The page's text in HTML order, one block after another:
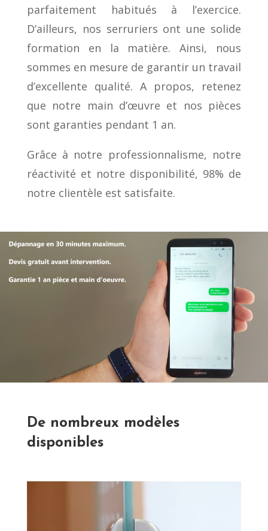
parfaitement habitués à l’exercice.
D’ailleurs, nos serruriers ont une solide
formation en la matière. Ainsi, nous
sommes en mesure de garantir un travail
d’excellente qualité. A propos, retenez
que notre main d’œuvre et nos pièces
sont garanties pendant 1 an.
Grâce à notre professionnalisme, notre
réactivité et notre disponibilité, 98% de
notre clientèle est satisfaite.
De nombreux modèles
disponibles